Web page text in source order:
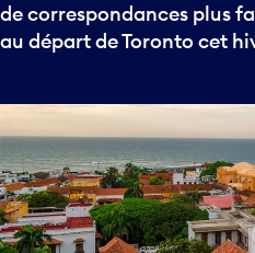
de correspondances plus
au départ de Toronto cet